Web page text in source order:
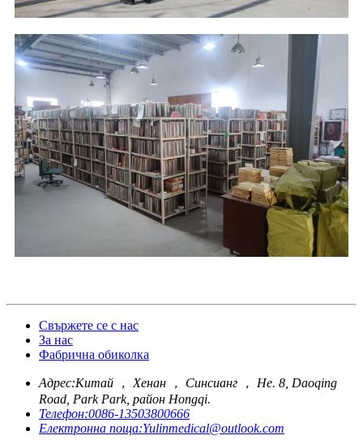
Свържете се с нас
За нас
Фабрична обиколка
Адрес:Китай ， Хенан ， Синсианг ， Не. 8, Daoqing
Road, Park Park, район Hongqi.
Телефон:0086-13503800666
Електронна поща:Yulinmedical@outlook.com